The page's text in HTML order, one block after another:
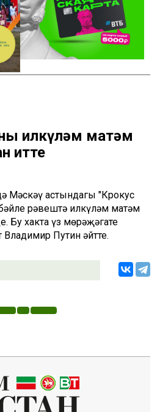
илкүләм матәм
итте
Мәскәү астындагы "Крокус
рәвештә илкүләм матәм
Бу хакта үз мөрәҗәгате
Путин әйтте.